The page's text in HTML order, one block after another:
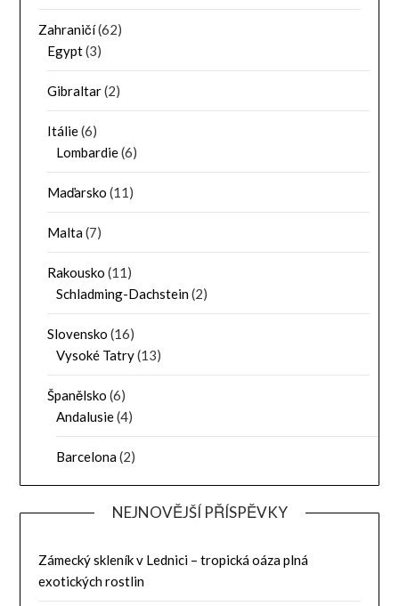
Zahraničí(62)
Egypt(3)
Gibraltar(2)
Itálie(6)
Lombardie(6)
Maďarsko (11)
Malta(7)
Rakousko (11)
Schladming-Dachstein(2)
Slovensko (16)
Vysoké Tatry(13)
Španělsko (6)
Andalusie(4)
Barcelona(2)
NEJNOVĚJŠÍ PŘÍSPĚVKY
Zámecký skleník v Lednici – tropická oáza plná
exotických rostlin